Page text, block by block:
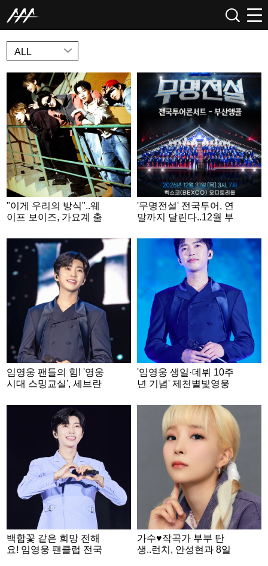
NEWS
ALL
"이게 우리의 방식"..웨
이프 보이즈, 가요계 출
'무명전설' 전국투어, 연
말까지 달린다..12월 부
임영웅 팬들의 힘! '영웅
시대 스밍교실', 세브란
기부
'임영웅 생일·데뷔 10주
년 기념' 제천별빛영웅
금 600만원 제천시에 기
백합꽃 같은 희망 전해
요! 임영웅 팬클럽 전국
가수♥작곡가 부부 탄
생..런치, 안성현과 8일